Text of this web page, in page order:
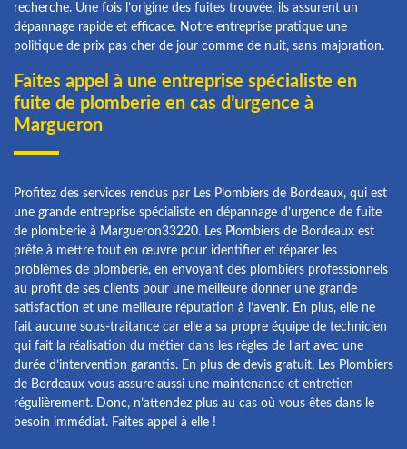
recherche. Une fois l’origine des fuites trouvée, ils assurent un
dépannage rapide et efficace. Notre entreprise pratique une
politique de prix pas cher de jour comme de nuit, sans majoration.
Faites appel à une entreprise spécialiste en
fuite de plomberie en cas d’urgence à
Margueron
Profitez des services rendus par Les Plombiers de Bordeaux, qui est
une grande entreprise spécialiste en dépannage d’urgence de fuite
de plomberie à Margueron33220. Les Plombiers de Bordeaux est
prête à mettre tout en œuvre pour identifier et réparer les
problèmes de plomberie, en envoyant des plombiers professionnels
au profit de ses clients pour une meilleure donner une grande
satisfaction et une meilleure réputation à l’avenir. En plus, elle ne
fait aucune sous-traitance car elle a sa propre équipe de technicien
qui fait la réalisation du métier dans les règles de l’art avec une
durée d’intervention garantis. En plus de devis gratuit, Les Plombiers
de Bordeaux vous assure aussi une maintenance et entretien
régulièrement. Donc, n’attendez plus au cas où vous êtes dans le
besoin immédiat. Faites appel à elle !